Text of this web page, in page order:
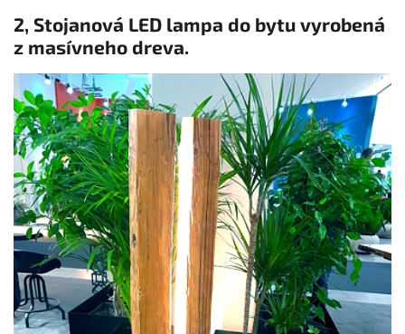
2, Stojanová LED lampa do bytu vyrobená
z masívneho dreva.